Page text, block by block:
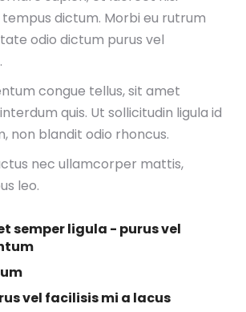
dictum. Morbi eu rutrum
odio dictum purus vel
congue tellus, sit amet
quis. Ut sollicitudin ligula id
non blandit odio rhoncus.
nec ullamcorper mattis,
leo.
semper ligula - purus vel
vel facilisis mi a lacus